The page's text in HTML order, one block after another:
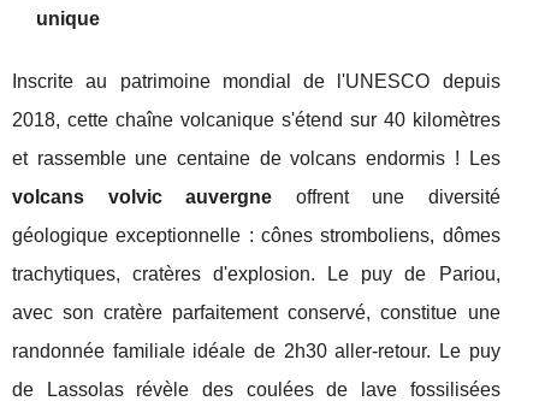
unique
Inscrite au patrimoine mondial de l'UNESCO depuis
2018, cette chaîne volcanique s'étend sur 40 kilomètres
et rassemble une centaine de volcans endormis ! Les
volcans volvic auvergne offrent une diversité
géologique exceptionnelle : cônes stromboliens, dômes
trachytiques, cratères d'explosion. Le puy de Pariou,
avec son cratère parfaitement conservé, constitue une
randonnée familiale idéale de 2h30 aller-retour. Le puy
de Lassolas révèle des coulées de lave fossilisées